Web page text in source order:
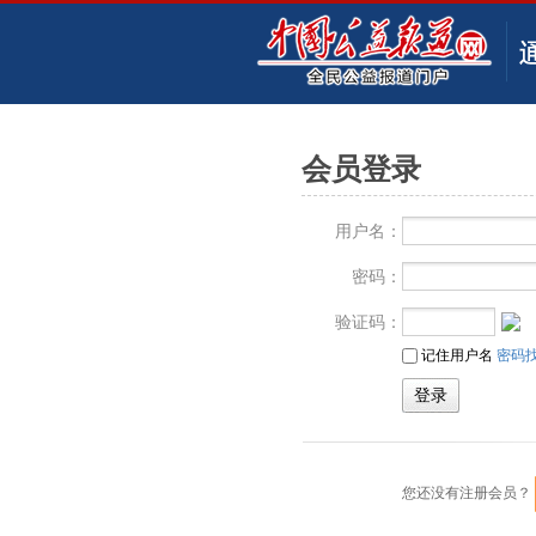
会员登录
用户名：
密码：
验证码：
记住用户名 密码
您还没有注册会员？